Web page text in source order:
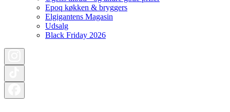
Epoq køkken & bryggers
Elgigantens Magasin
Udsalg
Black Friday 2026